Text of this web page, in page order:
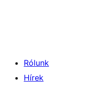
Rólunk
Hírek